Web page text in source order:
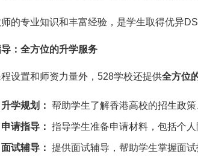
的专业知识和丰富经验，是学生取得优异
：全方位的升学服务
程设置和师资力量外，528学校还提供全方位
升学规划： 帮助学生了解香港高校的招生政
申请指导： 指导学生准备申请材料，包括个
面试辅导： 提供面试辅导，帮助学生掌握面试